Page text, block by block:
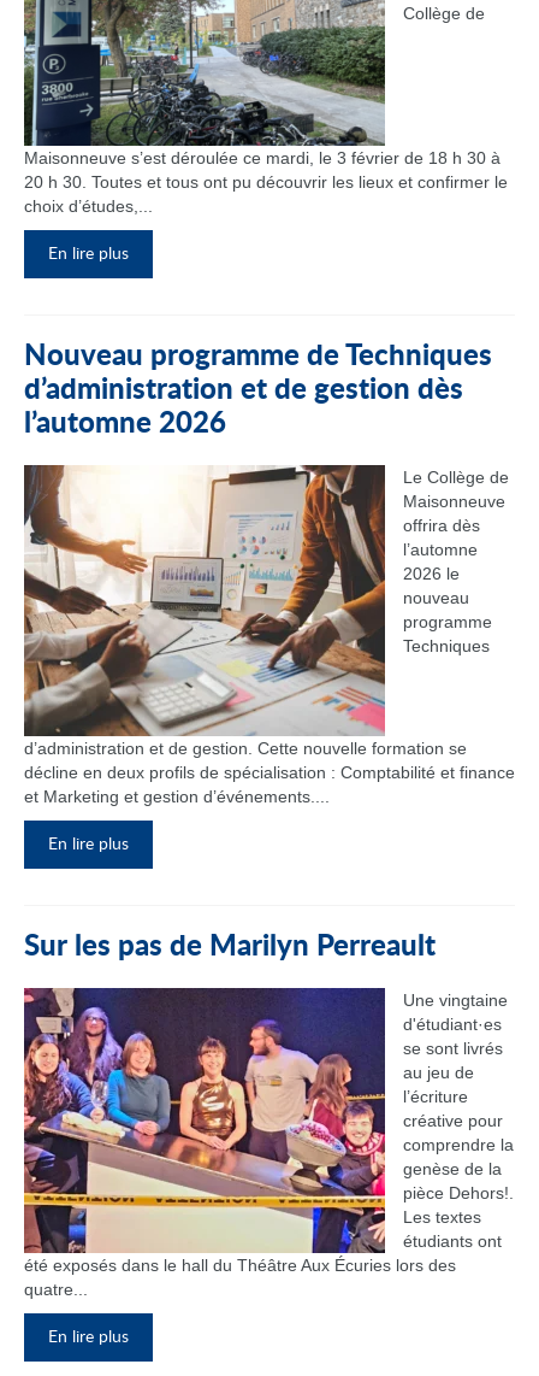
Collège de
Maisonneuve s’est déroulée ce mardi, le 3 février de 18 h 30 à
20 h 30. Toutes et tous ont pu découvrir les lieux et confirmer le
choix d’études,...
En lire plus
Nouveau programme de Techniques
d’administration et de gestion dès
l’automne 2026
Le Collège de
Maisonneuve
offrira dès
l’automne
2026 le
nouveau
programme
Techniques
d’administration et de gestion. Cette nouvelle formation se
décline en deux profils de spécialisation : Comptabilité et finance
et Marketing et gestion d’événements....
En lire plus
Sur les pas de Marilyn Perreault
Une vingtaine
d'étudiant·es
se sont livrés
au jeu de
l’écriture
créative pour
comprendre la
genèse de la
pièce Dehors!.
Les textes
étudiants ont
été exposés dans le hall du Théâtre Aux Écuries lors des
quatre...
En lire plus